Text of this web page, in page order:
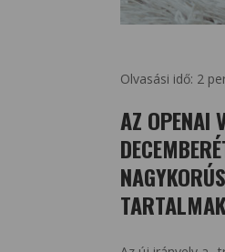
Olvasási idő: 2
AZ OPENAI